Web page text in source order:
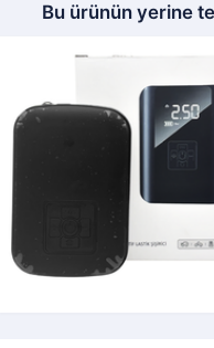
Bu ürünün yerine